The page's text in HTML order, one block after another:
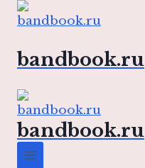
Перейти
содержимому
bandbook.ru
bandbook.ru